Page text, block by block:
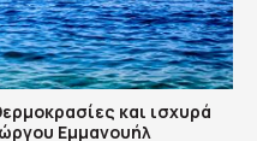
και ισχυρά
Εμμανουήλ